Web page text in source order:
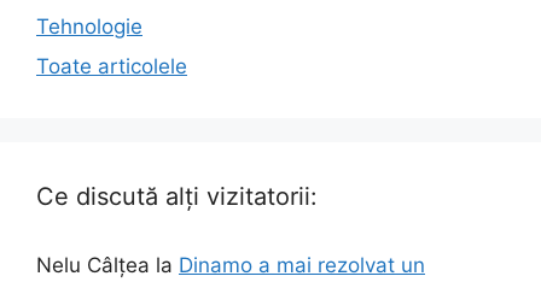
Tehnologie
Toate articolele
Ce discută alți vizitatorii:
Nelu Câlțea la Dinamo a mai rezolvat un